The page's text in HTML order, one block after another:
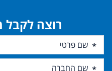
רוצה לקבל